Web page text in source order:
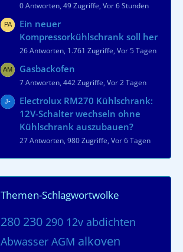
0 Antworten, 49 Zugriffe, Vor 6 Stunden
Ein neuer
Kompressorkühlschrank soll her
26 Antworten, 1.761 Zugriffe, Vor 5 Tagen
Gasbackofen
7 Antworten, 442 Zugriffe, Vor 2 Tagen
Electrolux RM270 Kühlschrank:
12V-Schalter wechseln ohne
Kühlschrank auszubauen?
27 Antworten, 980 Zugriffe, Vor 6 Tagen
Themen-Schlagwortwolke
280 230 290 12v abdichten
Abwasser AGM alkoven